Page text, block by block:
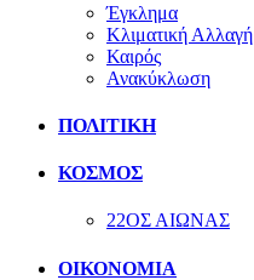
Έγκλημα
Κλιματική Αλλαγή
Καιρός
Ανακύκλωση
ΠΟΛΙΤΙΚΗ
ΚΟΣΜΟΣ
22ΟΣ ΑΙΩΝΑΣ
ΟΙΚΟΝΟΜΙΑ